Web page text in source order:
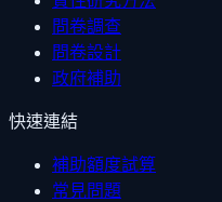
問卷調查
問卷設計
政府補助
快速連結
補助額度試算
常見問題